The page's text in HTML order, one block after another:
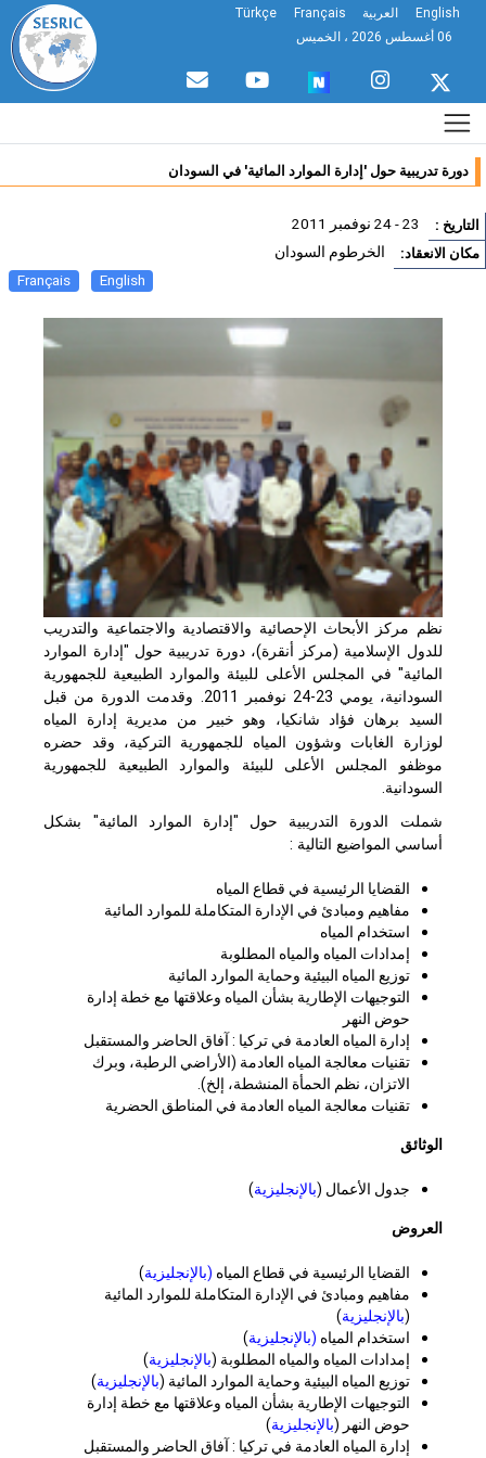
English العربية Français
Türkçe
دورة تدريبية حول 'إدارة الموارد المائية' في السودان
: 23 - 24 نوفمبر 2011
الانعقاد: الخرطوم السودان
English
Français
نظم مركز الأبحاث الإحصائية والاقتصادية والاجتماعية والتدريب
للدول الإسلامية (مركز أنقرة)، دورة تدريبية حول "إدارة الموارد
المائية" في المجلس الأعلى للبيئة والموارد الطبيعية للجمهورية
السودانية، يومي 23-24 نوفمبر 2011. وقدمت الدورة من قبل
السيد برهان فؤاد شانكيا، وهو خبير من مديرية إدارة المياه
لوزارة الغابات وشؤون المياه للجمهورية التركية، وقد حضره
موظفو المجلس الأعلى للبيئة والموارد الطبيعية للجمهورية
السودانية.
شملت الدورة التدريبية حول "إدارة الموارد المائية" بشكل
أساسي المواضيع التالية :
القضايا الرئيسية في قطاع المياه
مفاهيم ومبادئ في الإدارة المتكاملة للموارد المائية
استخدام المياه
إمدادات المياه والمياه المطلوبة
توزيع المياه البيئية وحماية الموارد المائية
التوجيهات الإطارية بشأن المياه وعلاقتها مع خطة إدارة
حوض النهر
إدارة المياه العادمة في تركيا : آفاق الحاضر والمستقبل
تقنيات معالجة المياه العادمة (الأراضي الرطبة، وبرك
الاتزان، نظم الحمأة المنشطة، إلخ).
تقنيات معالجة المياه العادمة في المناطق الحضرية
الوثائق
جدول الأعمال ( بالإنجليزية )
العروض
القضايا الرئيسية في قطاع المياه(بالإنجليزية )
مفاهيم ومبادئ في الإدارة المتكاملة للموارد المائية
بالإنجليزية )
استخدام المياه(بالإنجليزية )
إمدادات المياه والمياه المطلوبة (بالإنجليزية )
توزيع المياه البيئية وحماية الموارد المائية (بالإنجليزية )
التوجيهات الإطارية بشأن المياه وعلاقتها مع خطة إدارة
حوض النهر (بالإنجليزية )
إدارة المياه العادمة في تركيا : آفاق الحاضر والمستقبل